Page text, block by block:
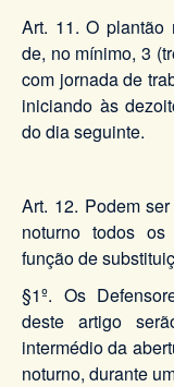
Art. 11. O plantão
de, no mínimo, 3
com jornada de
iniciando às
do dia seguinte.
Art. 12. Podem
noturno todos os
função de
§1º. Os
deste artigo
intermédio da
noturno, durante